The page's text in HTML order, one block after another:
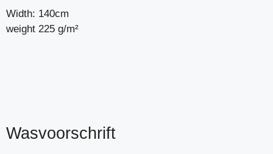
Width: 140cm
weight 225 g/m²
Wasvoorschrift